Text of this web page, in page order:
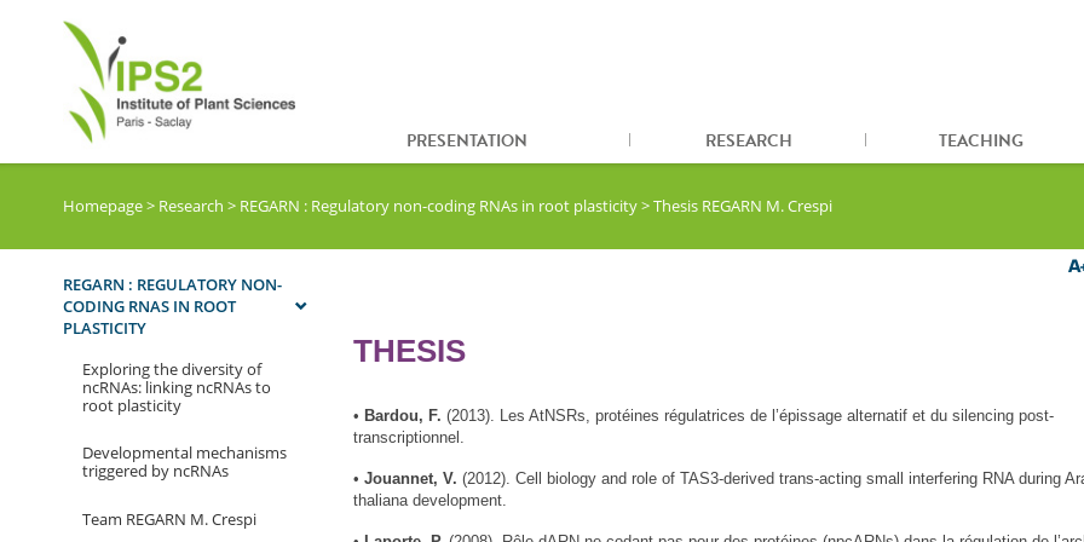
PRESENTATION RESEARCH TEACHING
Homepage> Research > REGARN : Regulatory non-coding RNAs in root plasticity>Thesis REGARN M. Crespi
THESIS
• Bardou, F. (2013). Les AtNSRs, protéines régulatrices de l’épissage alternatif et du silencing post-
transcriptionnel.
• Jouannet, V. (2012). Cell biology and role of TAS3-derived trans-acting small interfering RNA during
thaliana development.
REGARN : REGULATORY NON-
CODING RNAS IN ROOT
PLASTICITY
Exploring the diversity of
ncRNAs: linking ncRNAs to
root plasticity
Developmental mechanisms
triggered by ncRNAs
Team REGARN M. Crespi